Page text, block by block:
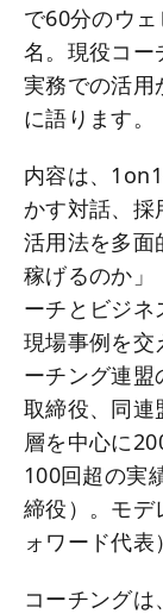
で60分のウ
名。現役コー
実務での活用
に語ります。
内容は、
かす対話、採
活用法を多面
稼げるのか」
ーチとビジネ
現場事例を交
ーチング連盟
取締役、同連
層を中心に
100回超の実
締役）。モデ
ォワード代表
コーチング